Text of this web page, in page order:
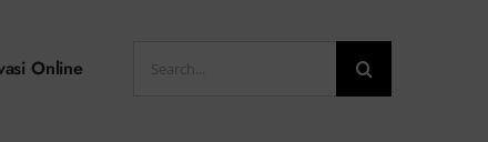
Online
for: